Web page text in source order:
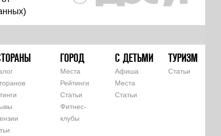
)
ГОРОД
Места
Рейтинги
Статьи
Фитнес-
клубы
С ДЕТЬМИ
Афиша
Места
Статьи
ТУРИЗМ
Статьи